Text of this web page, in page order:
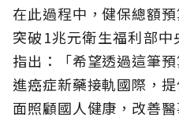
在此過程中，健保總額
突破1兆元衛生福利部
指出：「希望透過這筆
進癌症新藥接軌國際，
面照顧國人健康，改善